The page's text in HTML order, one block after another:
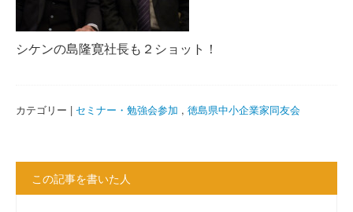
シケンの島隆寛社長も２ショット！
カテゴリー | セミナー・勉強会参加 , 徳島県中小企業家同友会
この記事を書いた人